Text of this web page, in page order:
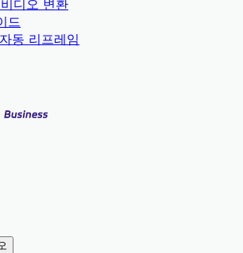
디오 변환
드
동 리프레임